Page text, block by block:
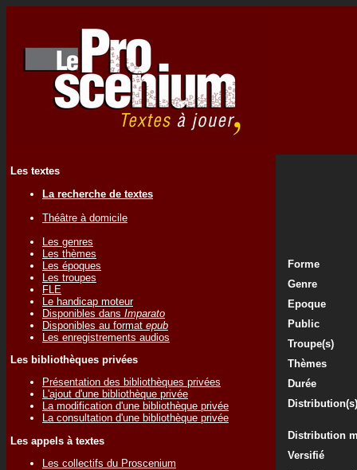
Les textes
La recherche de textes
Théâtre à domicile
Les genres
Les thèmes
Les époques
Les troupes
FLE
Le handicap moteur
Disponibles dans Imparato
Disponibles au format epub
Les enregistrements audios
Les bibliothèques privées
Présentation des bibliothèques privées
L'ajout d'une bibliothèque privée
La modification d'une bibliothèque privée
La consultation d'une bibliothèque privée
Les appels à textes
Les collectifs du Proscenium
Forme
Genre
Epoque
Public
Troupe(s)
Thèmes
Durée
Distribution(s)
Distribution
Versifié